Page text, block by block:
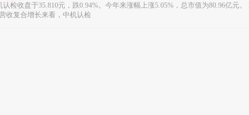
检收盘于35.810元，跌0.94%。今年来涨幅上涨5.05%，总市值为80.96亿元
收复合增长来看，中机认检